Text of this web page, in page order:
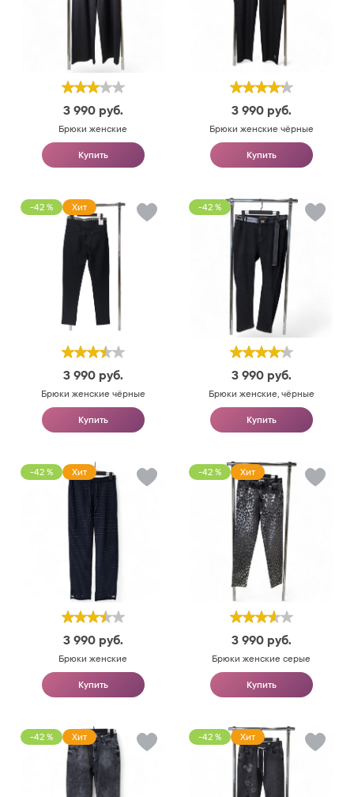
3 990 руб.
Брюки женские
Купить
3 990 руб.
Брюки женские чёрные
Купить
-42 % Хит
3 990 руб.
Брюки женские чёрные
Купить
-42 %
3 990 руб.
Брюки женские, чёрные
Купить
-42 % Хит
3 990 руб.
Брюки женские
Купить
-42 % Хит
3 990 руб.
Брюки женские серые
Купить
-42 % Хит -42 % Хит